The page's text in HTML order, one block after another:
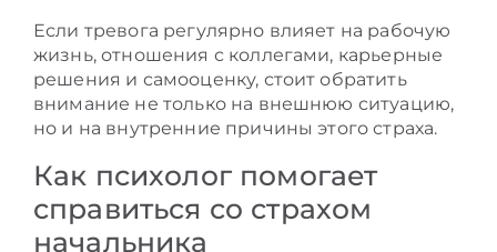
Если тревога регулярно влияет на рабочую
жизнь, отношения с коллегами, карьерные
решения и самооценку, стоит обратить
внимание не только на внешнюю ситуацию,
но и на внутренние причины этого страха.
Как психолог помогает
справиться со страхом
начальника